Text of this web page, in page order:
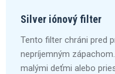
Silver iónový filter
Tento filter chráni pred
nepríjemným
malými deťmi alebo